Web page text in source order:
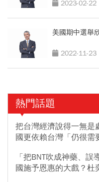
2023-02-22
美國期中選舉
2022-11-23
熱門話題
把台灣經濟說得一無是
國更依賴台灣「仍很需
「把BNT吹成神藥、
國施予恩惠的大戲？杜